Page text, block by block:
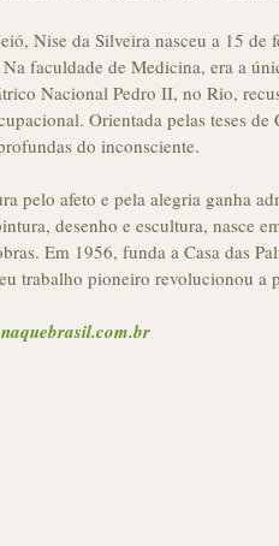
Nise da Silveira nasceu a 15
faculdade de Medicina, era a
Nacional Pedro II, no Rio,
Orientada pelas teses
do inconsciente.
pelo afeto e pela alegria ganha
desenho e escultura, nasce
Em 1956, funda a Casa das
trabalho pioneiro revolucionou a